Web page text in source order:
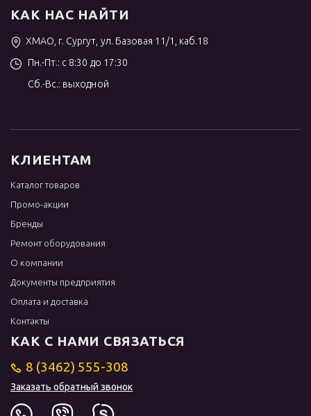
КАК НАС НАЙТИ
ХМАО, г. Сургут, ул. Базовая 11/1, каб.18
Пн.-Пт.: с 8:30 до 17:30
Сб.-Вс.: выходной
КЛИЕНТАМ
Каталог товаров
Промо-акции
Бренды
Ремонт оборудования
О компании
Документы предприятия
Оплата и доставка
Контакты
КАК С НАМИ СВЯЗАТЬСЯ
8 (3462) 555-308
Заказать обратный звонок